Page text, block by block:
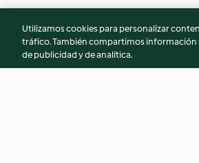
Utilizamos cookies para personalizar
tráfico. También compartimos información
de publicidad y de analítica.